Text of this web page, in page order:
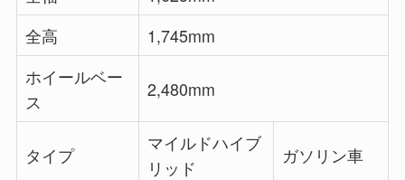
全高
1,745mm
ホイールベー
ス
2,480mm
タイプ
マイルドハイブ
リッド
ガソリン車